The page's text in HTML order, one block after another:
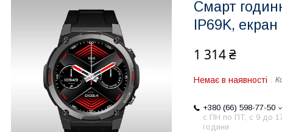
Смарт
IP69K,
1 314 ₴
Немає в наявності
+380 (66) 598-77-50
с ПН по ПТ, с 9 до
години